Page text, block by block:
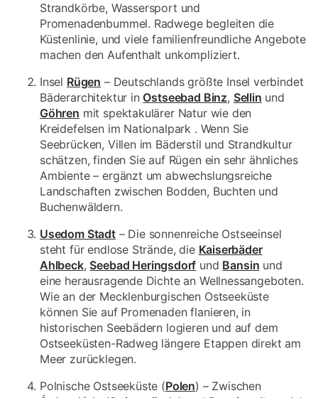
Strandkörbe, Wassersport und
Promenadenbummel. Radwege begleiten die
Küstenlinie, und viele familienfreundliche Angebote
machen den Aufenthalt unkompliziert.
Insel Rügen – Deutschlands größte Insel verbindet
Bäderarchitektur in Ostseebad Binz, Sellin und
Göhren mit spektakulärer Natur wie den
Kreidefelsen im Nationalpark . Wenn Sie
Seebrücken, Villen im Bäderstil und Strandkultur
schätzen, finden Sie auf Rügen ein sehr ähnliches
Ambiente – ergänzt um abwechslungsreiche
Landschaften zwischen Bodden, Buchten und
Buchenwäldern.
Usedom Stadt– Die sonnenreiche Ostseeinsel
steht für endlose Strände, die Kaiserbäder
Ahlbeck, Seebad Heringsdorf und Bansin und
eine herausragende Dichte an Wellnessangeboten.
Wie an der Mecklenburgischen Ostseeküste
können Sie auf Promenaden flanieren, in
historischen Seebädern logieren und auf dem
Ostseeküsten-Radweg längere Etappen direkt am
Meer zurücklegen.
Polnische Ostseeküste (Polen) – Zwischen